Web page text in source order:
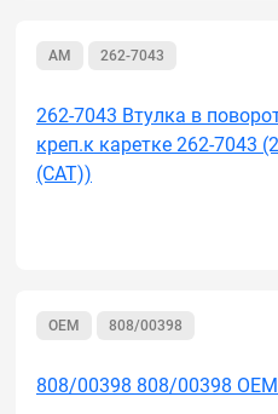
AM 262-7043
262-7043 Втулка в
креп.к каретке 262-7043
(САТ))
OEM 808/00398
808/00398 808/00398